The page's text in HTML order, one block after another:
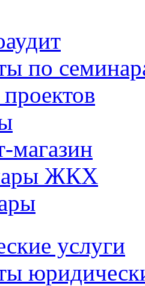
по
магазин
ЖКХ
услуги